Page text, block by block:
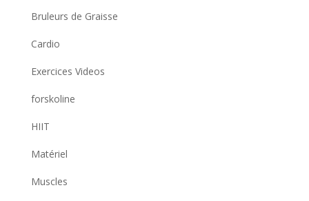
Bruleurs de Graisse
Cardio
Exercices Videos
forskoline
HIIT
Matériel
Muscles